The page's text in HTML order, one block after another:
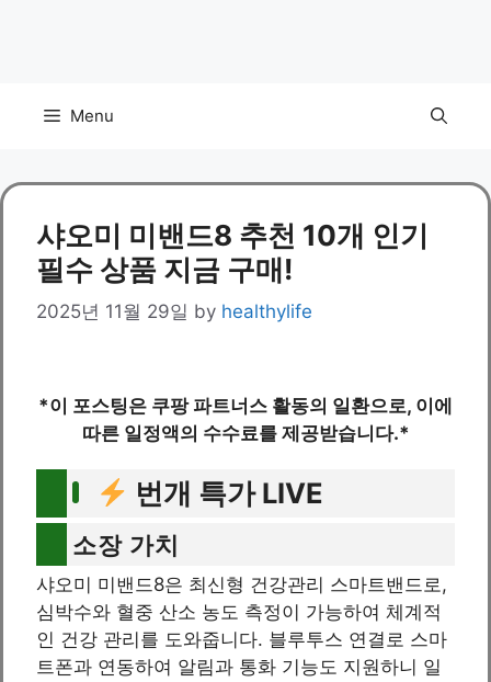
Menu
샤오미 미밴드8 추천 10개 인기
필수 상품 지금 구매!
2025년 11월 29일 by healthylife
*이 포스팅은 쿠팡 파트너스 활동의 일환으로, 이에
따른 일정액의 수수료를 제공받습니다.*
번개 특가 LIVE
소장 가치
샤오미 미밴드8은 최신형 건강관리 스마트밴드로,
심박수와 혈중 산소 농도 측정이 가능하여 체계적
인 건강 관리를 도와줍니다. 블루투스 연결로 스마
트폰과 연동하여 알림과 통화 기능도 지원하니 일